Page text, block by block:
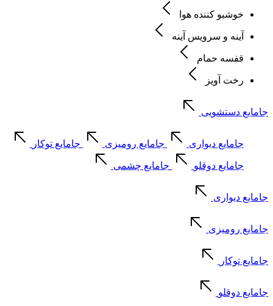
خوشبو کننده هوا
آینه و سرویس آینه
قفسه حمام
رخت آویز
جامایع دستشویی
جامایع دیواری جامایع رومیزی جامایع توکار
جامایع دوقلو جامایع چشمی
جامایع دیواری
جامایع رومیزی
جامایع توکار
جامایع دوقلو